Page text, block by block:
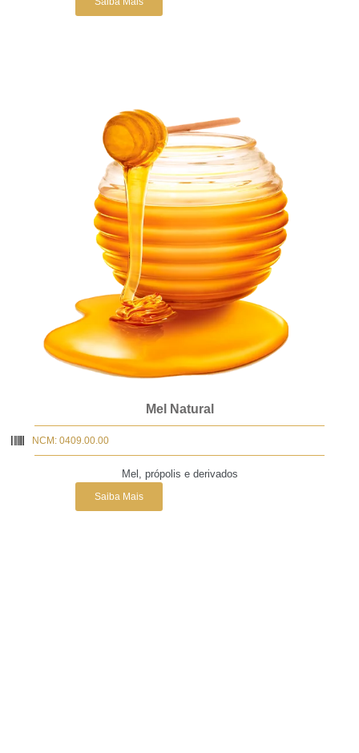
Mel Natural
NCM: 0409.00.00
Mel, própolis e derivados
Saiba Mais